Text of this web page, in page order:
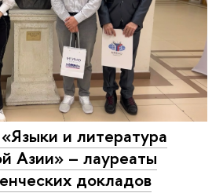
и литература
Азии» – лауреаты
докладов